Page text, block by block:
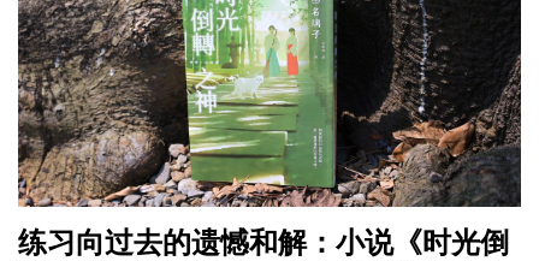
练习向过去的遗憾和解：小说《时光倒